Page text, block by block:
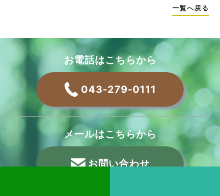
一覧へ戻る
お電話はこちらから
043-279-0111
メールはこちらから
お問い合わせ